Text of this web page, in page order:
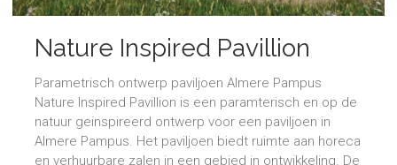
Nature Inspired Pavillion
Parametrisch ontwerp paviljoen Almere Pampus
Nature Inspired Pavillion is een paramterisch en op de
natuur geinspireerd ontwerp voor een paviljoen in
Almere Pampus. Het paviljoen biedt ruimte aan horeca
en verhuurbare zalen in een gebied in ontwikkeling. De